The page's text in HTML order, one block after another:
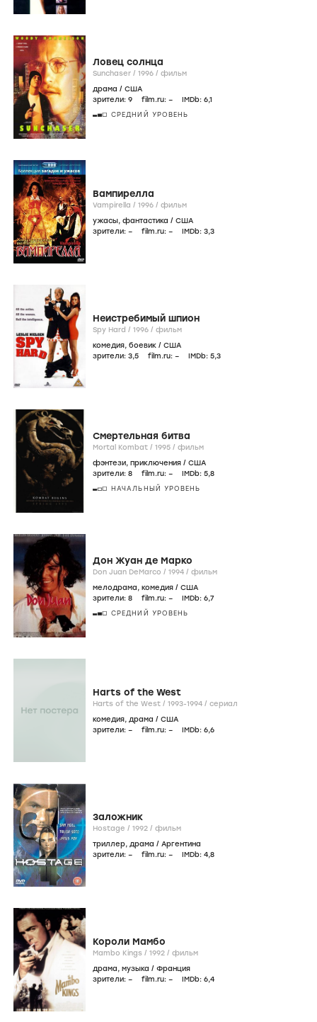
Ловец солнца
Sunchaser / 1996 / фильм
драма / США
зрители: 9 film.ru: – IMDb: 6,1
СРЕДНИЙ УРОВЕНЬ
Вампирелла
Vampirella / 1996 / фильм
ужасы, фантастика / США
зрители: – film.ru: – IMDb: 3,3
Неистребимый шпион
Spy Hard / 1996 / фильм
комедия, боевик / США
зрители: 3,5 film.ru: – IMDb: 5,3
Смертельная битва
Mortal Kombat / 1995 / фильм
фэнтези, приключения / США
зрители: 8 film.ru: – IMDb: 5,8
НАЧАЛЬНЫЙ УРОВЕНЬ
Дон Жуан де Марко
Don Juan DeMarco / 1994 / фильм
мелодрама, комедия / США
зрители: 8 film.ru: – IMDb: 6,7
СРЕДНИЙ УРОВЕНЬ
Harts of the West
Harts of the West / 1993-1994 / сериал
комедия, драма / США
зрители: – film.ru: – IMDb: 6,6
Заложник
Hostage / 1992 / фильм
триллер, драма / Аргентина
зрители: – film.ru: – IMDb: 4,8
Короли Мамбо
Mambo Kings / 1992 / фильм
драма, музыка / Франция
зрители: – film.ru: – IMDb: 6,4